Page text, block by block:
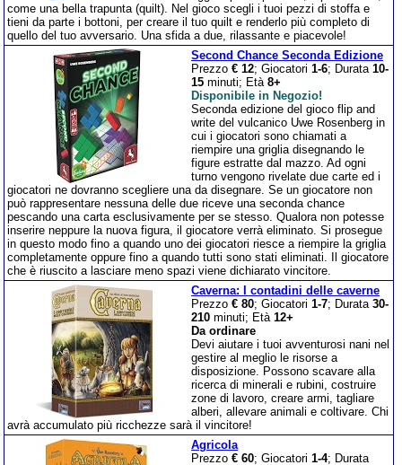
come una bella trapunta (quilt). Nel gioco scegli i tuoi pezzi di stoffa e
tieni da parte i bottoni, per creare il tuo quilt e renderlo più completo di
quello del tuo avversario. Una sfida a due, rilassante e piacevole!
Second Chance Seconda Edizione
Prezzo € 12; Giocatori 1-6; Durata 10-
15 minuti; Età 8+
Disponibile in Negozio!
Seconda edizione del gioco flip and
write del vulcanico Uwe Rosenberg in
cui i giocatori sono chiamati a
riempire una griglia disegnando le
figure estratte dal mazzo. Ad ogni
turno vengono rivelate due carte ed i
giocatori ne dovranno scegliere una da disegnare. Se un giocatore non
può rappresentare nessuna delle due riceve una seconda chance
pescando una carta esclusivamente per se stesso. Qualora non potesse
inserire neppure la nuova figura, il giocatore verrà eliminato. Si prosegue
in questo modo fino a quando uno dei giocatori riesce a riempire la griglia
completamente oppure fino a quando tutti sono stati eliminati. Il giocatore
che è riuscito a lasciare meno spazi viene dichiarato vincitore.
Caverna: I contadini delle caverne
Prezzo € 80; Giocatori 1-7; Durata 30-
210 minuti; Età 12+
Da ordinare
Devi aiutare i tuoi avventurosi nani nel
gestire al meglio le risorse a
disposizione. Possono scavare alla
ricerca di minerali e rubini, costruire
zone di lavoro, creare armi, tagliare
alberi, allevare animali e coltivare. Chi
avrà accumulato più ricchezze sarà il vincitore!
Agricola
Prezzo € 60; Giocatori 1-4; Durata